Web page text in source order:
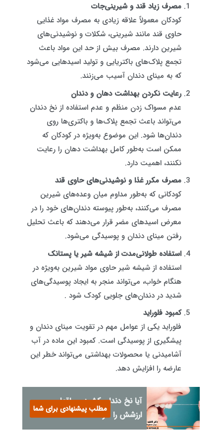
مصرف زیاد قند و شیرینی‌جات
کودکان معمولاً علاقه زیادی به مصرف مواد غذایی
حاوی قند مانند شیرینی، شکلات و نوشیدنی‌های
شیرین دارند. مصرف بیش از حد این مواد باعث
تجمع پلاک‌های باکتریایی و تولید اسیدهایی می‌شود
که به مینای دندان آسیب می‌زنند.
رعایت نکردن بهداشت دهان و دندان
عدم مسواک زدن منظم و عدم استفاده از نخ دندان
می‌تواند باعث تجمع پلاک‌ها و باکتری‌ها روی
دندان‌ها شود. این موضوع به‌ویژه در کودکان که
ممکن است به‌طور کامل بهداشت دهان را رعایت
نکنند، اهمیت دارد.
مصرف مکرر غذا و نوشیدنی‌های حاوی قند
کودکانی که به‌طور مداوم میان وعده‌های شیرین
مصرف می‌کنند، به‌طور پیوسته دندان‌های خود را در
معرض اسیدهای مضر قرار می‌دهند که باعث تحلیل
رفتن مینای دندان و پوسیدگی می‌شود.
استفاده طولانی‌مدت از شیشه شیر یا پستانک
استفاده از شیشه شیر حاوی مواد شیرین به‌ویژه در
هنگام خواب، می‌تواند منجر به ایجاد پوسیدگی‌های
شدید در دندان‌های جلویی کودک شود .
کمبود فلوراید
فلوراید یکی از عوامل مهم در تقویت مینای دندان و
پیشگیری از پوسیدگی است. کمبود این ماده در آب
آشامیدنی یا محصولات بهداشتی می‌تواند خطر این
عارضه را افزایش دهد.
آیا نخ دندان کشیدن واقعا
ارزشش را دارد؟مطلب پیشنهادی برای شما